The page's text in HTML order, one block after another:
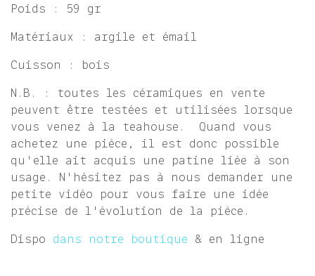
Poids : 59 gr
Matériaux : argile et émail
Cuisson : bois
N.B. : toutes les céramiques en vente
peuvent être testées et utilisées lorsque
vous venez à la teahouse. Quand vous
achetez une pièce, il est donc possible
qu'elle ait acquis une patine liée à son
usage. N'hésitez pas à nous demander une
petite vidéo pour vous faire une idée
précise de l'évolution de la pièce.
Dispo dans notre boutique & en ligne